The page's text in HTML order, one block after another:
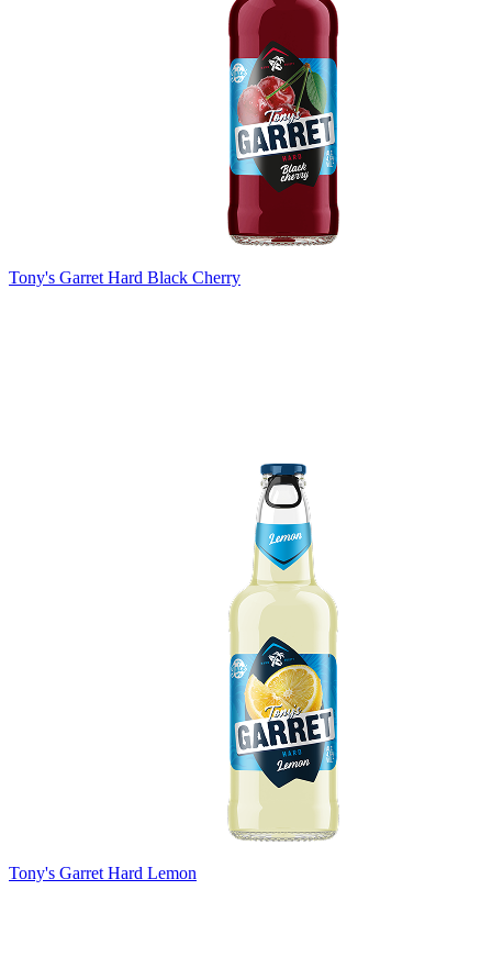
Tony's Garret Hard Black Cherry
Tony's Garret Hard Lemon